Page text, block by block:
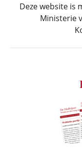
Deze website is
Ministerie